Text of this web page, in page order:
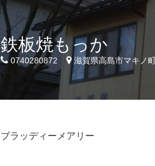
鉄板焼もっか
0740280872 滋賀県高島市マキノ
ブラッディーメアリー